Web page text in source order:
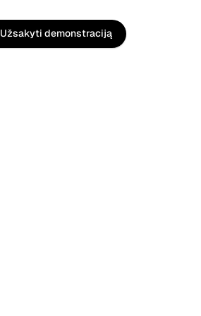
Užsakyti demonstraciją